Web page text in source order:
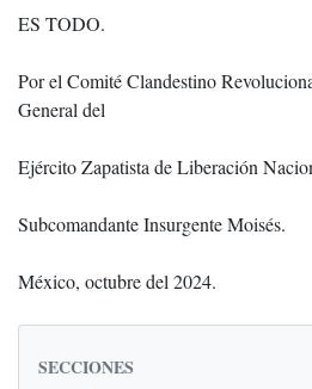
ES TODO.
Por el Comité Clandestino
General del
Ejército Zapatista de Liberación
Subcomandante Insurgente Moisés.
México, octubre del 2024.
SECCIONES